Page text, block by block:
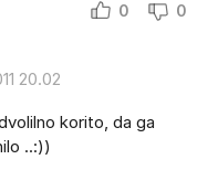
0 0
20.02
korito, da ga
..:))